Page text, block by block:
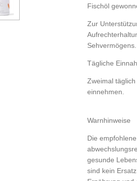
Fischöl
Zur
Tägliche
Zweimal
einnehmen.
Warnhinweise
Die
gesunde
sind kein